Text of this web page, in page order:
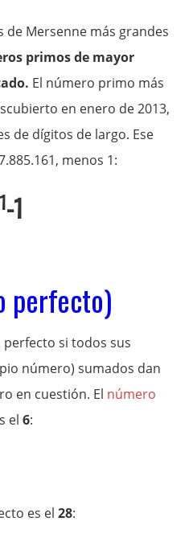
de Mersenne más grandes
primos de mayor
El número primo más
en enero de 2013,
de dígitos de largo. Ese
menos 1:
-1
perfecto)
si todos sus
número) sumados dan
en cuestión. El número
el6:
es el28: